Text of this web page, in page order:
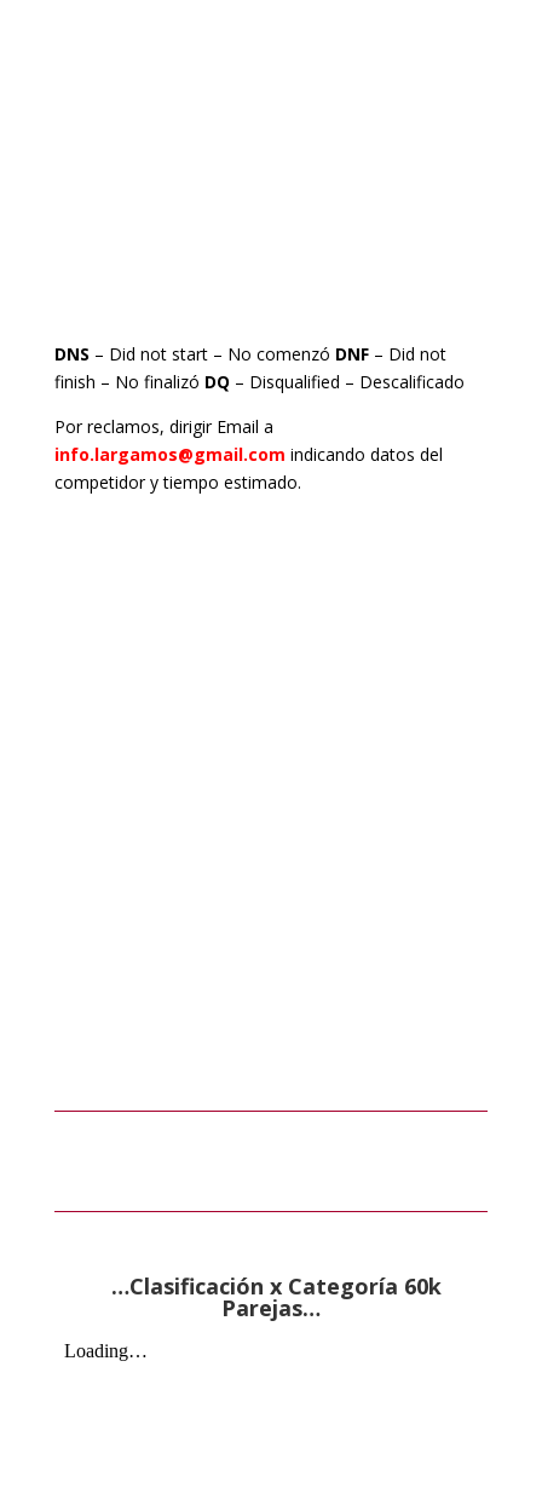
DNS – Did not start – No comenzó DNF– Did not
finish – No finalizó DQ – Disqualified – Descalificado
Por reclamos, dirigir Email a
info.largamos@gmail.com indicando datos del
competidor y tiempo estimado.
…Clasificaciónx Categoría 60k
Parejas…